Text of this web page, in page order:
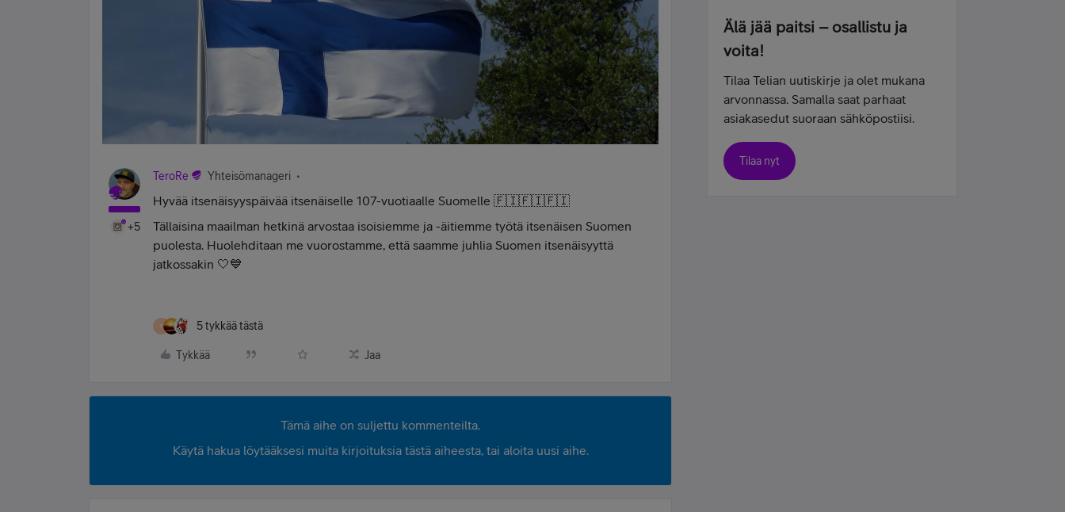
+5
TeroRe Yhteisömanageri
Hyvää itsenäisyyspäivää itsenäiselle 107-vuotiaalle Suomelle 🇫🇮🇫🇮🇫🇮
Tällaisina maailman hetkinä arvostaa isoisiemme ja -äitiemme työtä itsenäisen Suomen
puolesta. Huolehditaan me vuorostamme, että saamme juhlia Suomen itsenäisyyttä
jatkossakin 🤍💙
P 5 tykkää tästä
Tykkää Jaa
Tämä aihe on suljettu kommenteilta.
Käytä hakua löytääksesi muita kirjoituksia tästä aiheesta, tai aloita uusi aihe.
Älä jää paitsi – osallistu ja
voita!
Tilaa Telian uutiskirje ja olet mukana
arvonnassa. Samalla saat parhaat
asiakasedut suoraan sähköpostiisi.
Tilaa nyt